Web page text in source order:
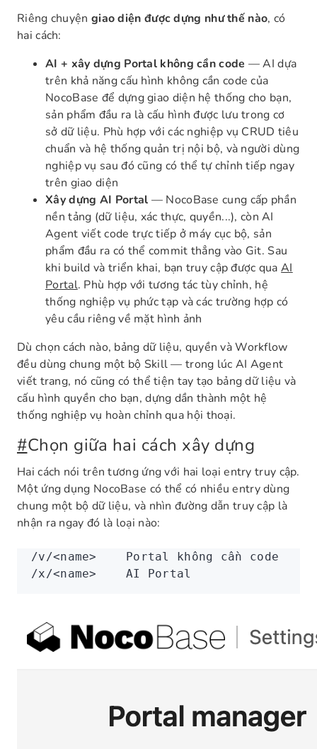
Riêng chuyện giao diện được dựng như thế nào, có
hai cách:
AI + xây dựng Portal không cần code — AI dựa
trên khả năng cấu hình không cần code của
NocoBase để dựng giao diện hệ thống cho bạn,
sản phẩm đầu ra là cấu hình được lưu trong cơ
sở dữ liệu. Phù hợp với các nghiệp vụ CRUD tiêu
chuẩn và hệ thống quản trị nội bộ, và người dùng
nghiệp vụ sau đó cũng có thể tự chỉnh tiếp ngay
trên giao diện
Xây dựng AI Portal — NocoBase cung cấp phần
nền tảng (dữ liệu, xác thực, quyền...), còn AI
Agent viết code trực tiếp ở máy cục bộ, sản
phẩm đầu ra có thể commit thẳng vào Git. Sau
khi build và triển khai, bạn truy cập được quaAI
Portal. Phù hợp với tương tác tùy chỉnh, hệ
thống nghiệp vụ phức tạp và các trường hợp có
yêu cầu riêng về mặt hình ảnh
Dù chọn cách nào, bảng dữ liệu, quyền và Workflow
đều dùng chung một bộ Skill — trong lúc AI Agent
viết trang, nó cũng có thể tiện tay tạo bảng dữ liệu và
cấu hình quyền cho bạn, dựng dần thành một hệ
thống nghiệp vụ hoàn chỉnh qua hội thoại.
#Chọn giữa hai cách xây dựng
Hai cách nói trên tương ứng với hai loại entry truy cập.
Một ứng dụng NocoBase có thể có nhiều entry dùng
chung một bộ dữ liệu, và nhìn đường dẫn truy cập là
nhận ra ngay đó là loại nào:
/v/<name>    Portal không cần code
/x/<name>    AI Portal